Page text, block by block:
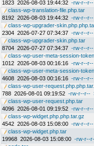
1823 2026-08-03 19:44:32 -rw-r--r--
class-wp-translation-file.php.tar
8192 2026-08-03 19:44:32 -rw-r--r--
class-wp-upgrader-
2304 2026-07-27 07:34:37 -rw-r--r--
class-wp-upgrader-skin.php.tar
8704 2026-07-27 07:34:37 -rw-r--r--
class-wp-user-meta-session-
1012 2026-08-03 00:16:16 -rw-r--r--
class-wp-user-meta-session-
4608 2026-08-03 00:16:16 -rw-r--r--
class-wp-user-
788 2026-08-01 09:19:52 -rw-r--r--
class-wp-user-request.php.tar
4096 2026-08-01 09:19:52 -rw-r--r--
class-wp-widget.php.php.tar.gz
4542 2026-08-03 15:08:00 -rw-r--r--
class-wp-widget.php.tar
19968 2026-08-03 15:08:00 -rw-r--